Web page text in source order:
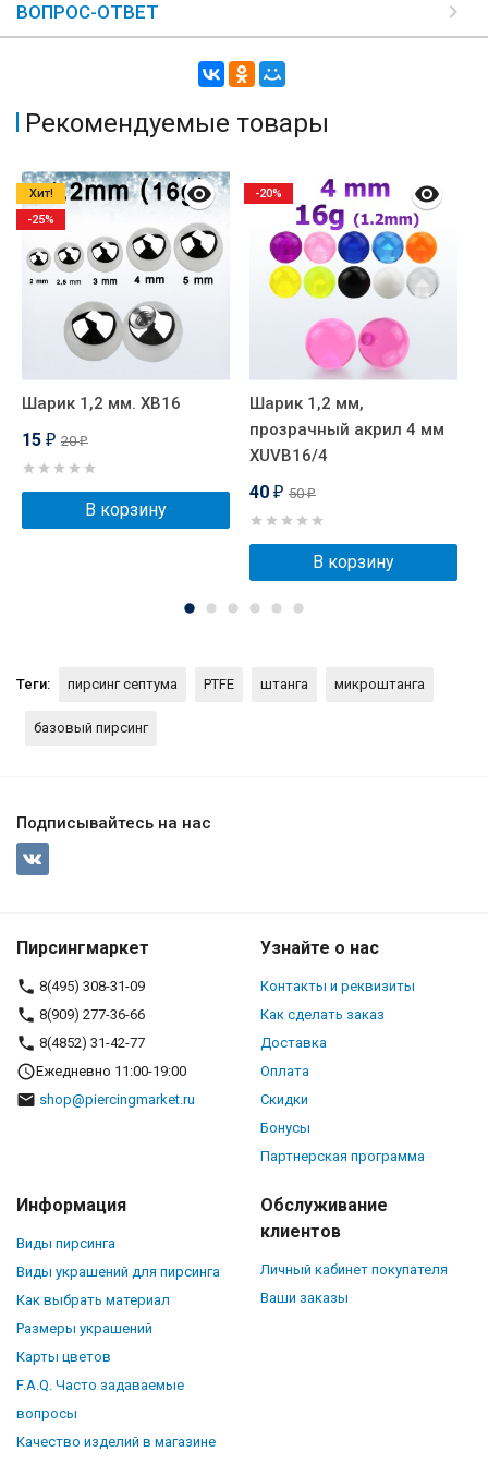
ВОПРОС-ОТВЕТ
Рекомендуемые товары
Шарик 1,2 мм. XB16
15 ₽ 20₽
В корзину
Хит!
-25%
Шарик 1,2 мм,
прозрачный акрил 4 мм
XUVB16/4
40 ₽ 50₽
В корзину
-20%
Теги: пирсинг септума PTFE штанга микроштанга
базовый пирсинг
Подписывайтесь на нас
Пирсингмаркет
8(495) 308-31-09
8(909) 277-36-66
8(4852) 31-42-77
Ежедневно 11:00-19:00
shop@piercingmarket.ru
Узнайте о нас
Контакты и реквизиты
Как сделать заказ
Доставка
Оплата
Скидки
Бонусы
Партнерская программа
Информация
Виды пирсинга
Виды украшений для пирсинга
Как выбрать материал
Размеры украшений
Карты цветов
F.A.Q. Часто задаваемые
вопросы
Качество изделий в магазине
Обслуживание
клиентов
Личный кабинет покупателя
Ваши заказы